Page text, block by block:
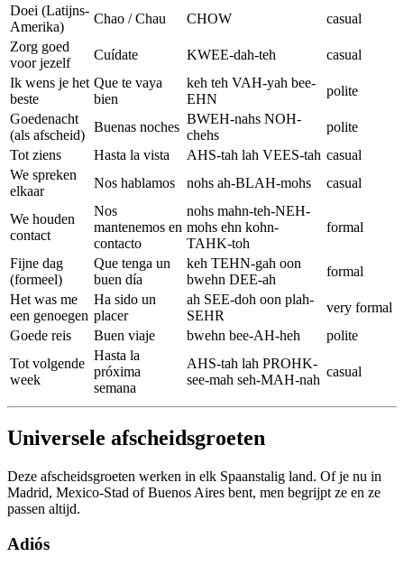
Doei (Latijns-
Amerika)
Chao / Chau CHOW
casual
Zorg goed
voor jezelf
Cuídate KWEE-dah-teh
casual
Ik wens je het
beste
Que te vaya
bien
keh teh VAH-yah bee-
EHN
polite
Goedenacht
(als afscheid)
Buenas noches
BWEH-nahs NOH-
chehs
polite
Tot ziens
Hasta la vista AHS-tah lah VEES-tah casual
We spreken
elkaar
Nos hablamos nohs ah-BLAH-mohs casual
We houden
contact
Nos
mantenemos en
contacto
nohs mahn-teh-NEH-
mohs ehn kohn-
TAHK-toh
formal
Fijne dag
(formeel)
Que tenga un
buen día
keh TEHN-gah oon
bwehn DEE-ah
formal
Het was me
een genoegen
Ha sido un
placer
ah SEE-doh oon plah-
SEHR
very formal
Goede reis
Buen viaje bwehn bee-AH-heh
polite
Tot volgende
week
Hasta la
próxima
semana
AHS-tah lah PROHK-
see-mah seh-MAH-nah
casual
Universele afscheidsgroeten
Deze afscheidsgroeten werken in elk Spaanstalig land. Of je nu in
Madrid, Mexico-Stad of Buenos Aires bent, men begrijpt ze en ze
passen altijd.
Adiós